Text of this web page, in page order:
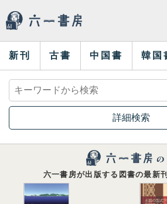
新刊 古書 中国書 韓国
詳細検索
六一書房が出版する図書の最新